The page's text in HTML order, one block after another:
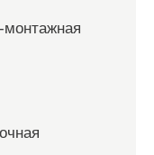
монтажная